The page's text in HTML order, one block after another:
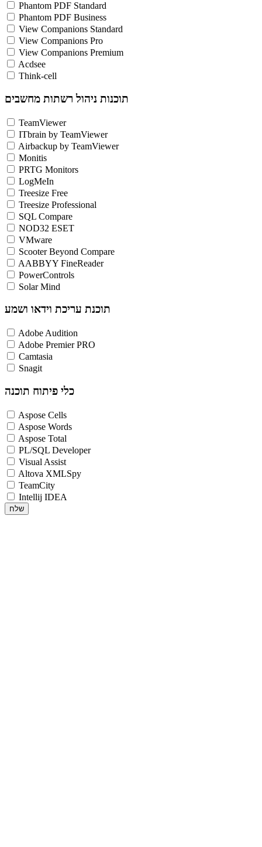
Phantom PDF Standard
Phantom PDF Business
View Companions Standard
View Companions Pro
View Companions Premium
Acdsee
Think-cell
תוכנות ניהול רשתות מחשבים
TeamViewer
ITbrain by TeamViewer
Airbackup by TeamViewer
Monitis
PRTG Monitors
LogMeIn
Treesize Free
Treesize Professional
SQL Compare
NOD32 ESET
VMware
Scooter Beyond Compare
AABBYY FineReader
PowerControls
Solar Mind
תוכנת עריכת וידאו ושמע
Adobe Audition
Adobe Premier PRO
Camtasia
Snagit
כלי פיתוח תוכנה
Aspose Cells
Aspose Words
Aspose Total
PL/SQL Developer
Visual Assist
Altova XMLSpy
TeamCity
Intellij IDEA